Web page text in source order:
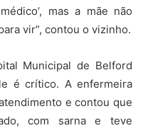
mas a mãe não
vir”, contou o vizinho.
Municipal de Belford
é crítico. A enfermeira
e contou que
com sarna e teve